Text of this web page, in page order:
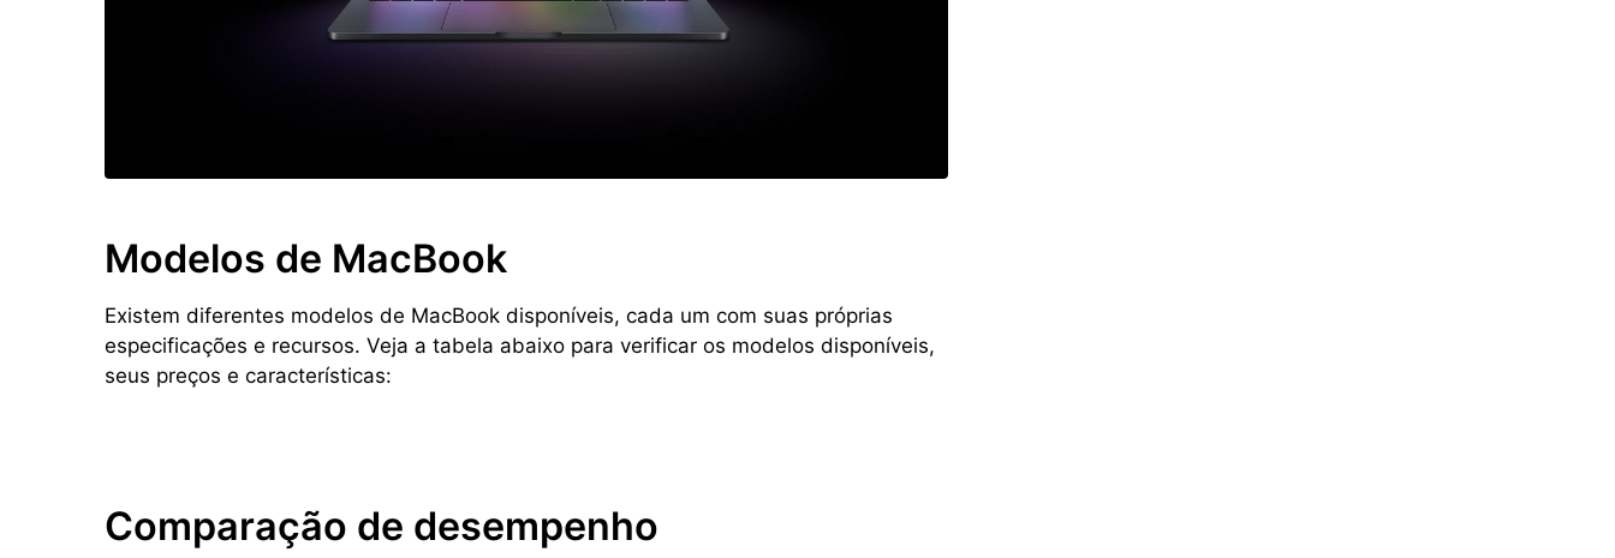
Modelos de MacBook
Existem diferentes modelos de MacBook disponíveis, cada um com suas próprias
especificações e recursos. Veja a tabela abaixo para verificar os modelos disponíveis,
seus preços e características:
Comparação de desempenho